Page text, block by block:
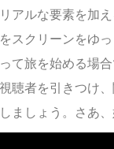
アルな要素を加
スクリーンをゆ
て旅を始める場
聴者を引きつけ
ましょう。さあ、